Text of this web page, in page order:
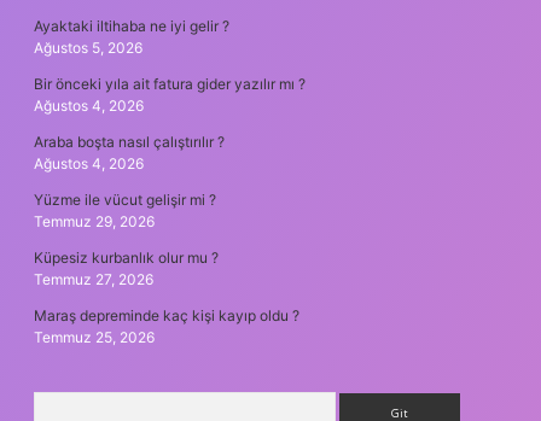
Ayaktaki iltihaba ne iyi gelir ?
Ağustos 5, 2026
Bir önceki yıla ait fatura gider yazılır mı ?
Ağustos 4, 2026
Araba boşta nasıl çalıştırılır ?
Ağustos 4, 2026
Yüzme ile vücut gelişir mi ?
Temmuz 29, 2026
Küpesiz kurbanlık olur mu ?
Temmuz 27, 2026
Maraş depreminde kaç kişi kayıp oldu ?
Temmuz 25, 2026